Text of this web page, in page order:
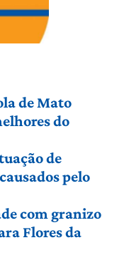
de Mato
do
de
pelo
com granizo
Flores da